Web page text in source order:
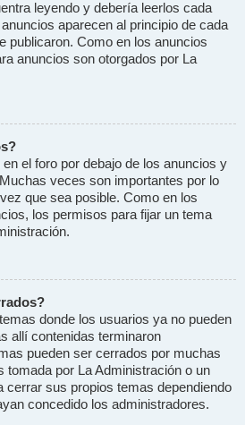
leyendo y debería leerlos cada
aparecen al principio de cada
publicaron. Como en los anuncios
anuncios son otorgados por La
el foro por debajo de los anuncios y
veces son importantes por lo
que sea posible. Como en los
los permisos para fijar un tema
donde los usuarios ya no pueden
allí contenidas terminaron
pueden ser cerrados por muchas
tomada por La Administración o un
cerrar sus propios temas dependiendo
concedido los administradores.